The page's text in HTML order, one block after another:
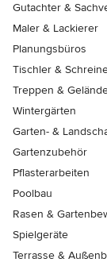
Gutachter &
Maler & Lackierer
Planungsbüros
Tischler &
Treppen &
Wintergärten
Garten- &
Gartenzubehör
Pflasterarbeiten
Poolbau
Rasen &
Spielgeräte
Terrasse &